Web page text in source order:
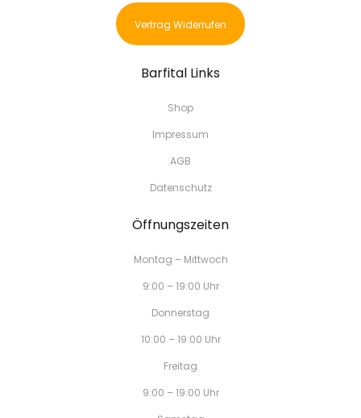
Vertrag Widerrufen
Barfital Links
Shop
Impressum
AGB
Datenschutz
Öffnungszeiten
Montag – Mittwoch
9:00 – 19:00 Uhr
Donnerstag
10:00 – 19:00 Uhr
Freitag
9:00 – 19:00 Uhr